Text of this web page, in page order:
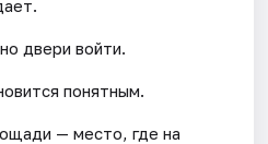
двери войти.
понятным.
— место, где на